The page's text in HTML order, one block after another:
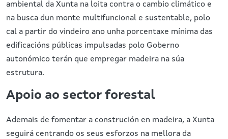
ambiental da Xunta na loita contra o cambio climático e
na busca dun monte multifuncional e sustentable, polo
cal a partir do vindeiro ano unha porcentaxe mínima das
edificacións públicas impulsadas polo Goberno
autonómico terán que empregar madeira na súa
estrutura.
Apoio ao sector forestal
Ademais de fomentar a construción en madeira, a Xunta
seguirá centrando os seus esforzos na mellora da